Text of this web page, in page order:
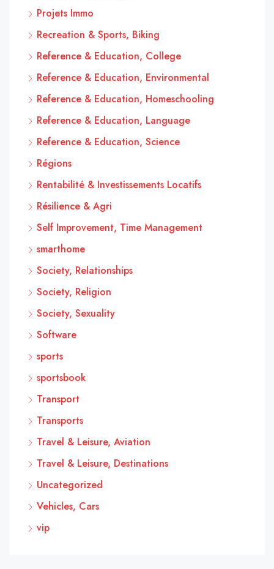
Projets Immo
Recreation & Sports, Biking
Reference & Education, College
Reference & Education, Environmental
Reference & Education, Homeschooling
Reference & Education, Language
Reference & Education, Science
Régions
Rentabilité & Investissements Locatifs
Résilience & Agri
Self Improvement, Time Management
smarthome
Society, Relationships
Society, Religion
Society, Sexuality
Software
sports
sportsbook
Transport
Transports
Travel & Leisure, Aviation
Travel & Leisure, Destinations
Uncategorized
Vehicles, Cars
vip